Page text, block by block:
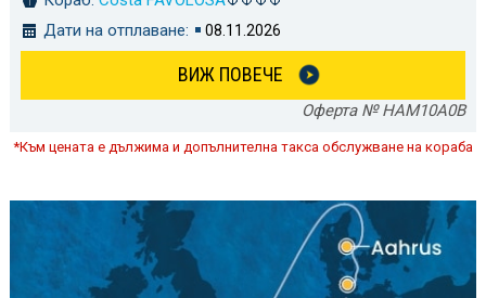
Дати на отплаване:
08.11.2026
ВИЖ ПОВЕЧЕ
Оферта № HAM10A0B
*Към цената е дължима и допълнителна такса обслужване на кораба